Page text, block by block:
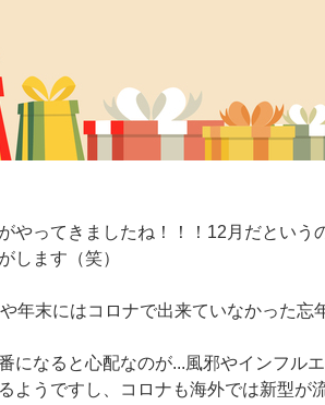
やってきましたね！！！12月だという
します（笑）
年末にはコロナで出来ていなかった忘
になると心配なのが...風邪やインフル
ようですし、コロナも海外では新型が